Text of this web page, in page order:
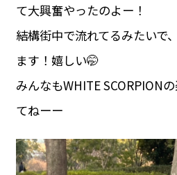
て大興奮やったのよー！
結構街中で流れてるみたいで
ます！嬉しい🤭
みんなもWHITE SCORPION
てねーー